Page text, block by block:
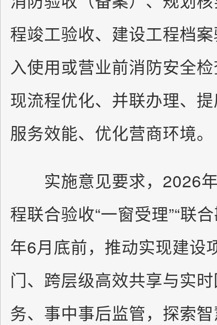
程竣工验收、建设工程档
入使用或营业前消防安全
现流程优化、并联办理、
服务效能、优化营商环境。
实施意见要求，2026年
程联合验收“一窗受理”“联
年6月底前，推动实现建设
门、跨层级高效共享与实
务、事中事后监管，探索